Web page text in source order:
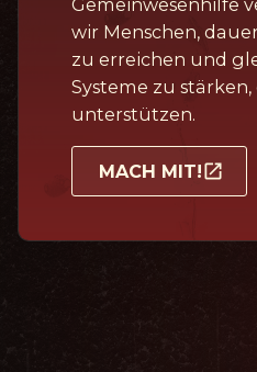
Gemeinwesenhilfe
wir Menschen,
zu erreichen und
Systeme zu stärken,
unterstützen.
MACH MIT!